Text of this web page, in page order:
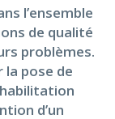
l’ensemble
de qualité
problèmes.
pose de
d’un